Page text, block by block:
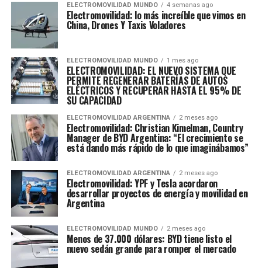
ELECTROMOVILIDAD MUNDO 4 semanas ago
Electromovilidad: lo más increíble que vimos en
China, Drones Y Taxis Voladores
ELECTROMOVILIDAD MUNDO 1 mes ago
ELECTROMOVILIDAD: EL NUEVO SISTEMA QUE
PERMITE REGENERAR BATERÍAS DE AUTOS
ELÉCTRICOS Y RECUPERAR HASTA EL 95% DE
SU CAPACIDAD
ELECTROMOVILIDAD ARGENTINA 2 meses ago
Electromovilidad: Christian Kimelman, Country
Manager de BYD Argentina: “El crecimiento se
está dando más rápido de lo que imaginábamos”
ELECTROMOVILIDAD ARGENTINA 2 meses ago
Electromovilidad: YPF y Tesla acordaron
desarrollar proyectos de energía y movilidad en
Argentina
ELECTROMOVILIDAD MUNDO 2 meses ago
Menos de 37.000 dólares: BYD tiene listo el
nuevo sedán grande para romper el mercado